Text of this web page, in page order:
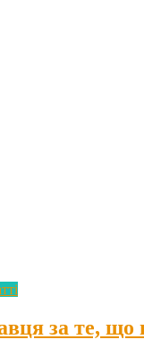
за те,